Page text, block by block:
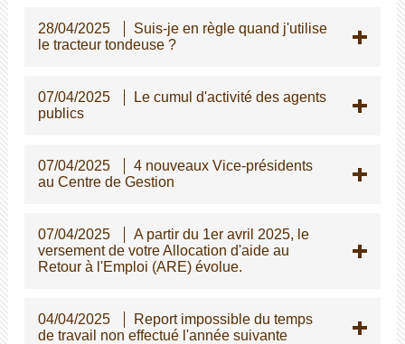
28/04/2025
Suis-je en règle quand j'utilise
le tracteur tondeuse ?
07/04/2025
Le cumul d'activité des agents
publics
07/04/2025
4 nouveaux Vice-présidents
au Centre de Gestion
07/04/2025
A partir du 1er avril 2025, le
versement de votre Allocation d'aide au
Retour à l'Emploi (ARE) évolue.
04/04/2025
Report impossible du temps
de travail non effectué l'année suivante